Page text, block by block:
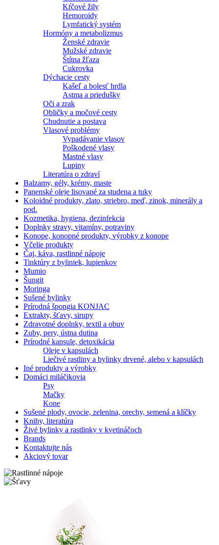
Kŕčové žily
Hemoroidy
Lymfatický systém
Hormóny a metabolizmus
Ženské zdravie
Mužské zdravie
Štítna žľaza
Cukrovka
Dýchacie cesty
Kašeľ a bolesť hrdla
Astma a priedušky
Oči a zrak
Obličky a močové cesty
Chudnutie a postava
Vlasové problémy
Vypadávanie vlasov
Poškodené vlasy
Mastné vlasy
Lupiny
Literatúra o zdraví
Balzamy, gély, krémy, maste
Panenské oleje lisované za studena a tuky
Koloidné produkty, zlato, striebro, meď, zinok, minerály a
pod.
Kozmetika, hygiena, dezinfekcia
Doplnky stravy, vitamíny, potraviny
Konope, konopné produkty, výrobky z konope
Včelie produkty
Čaj, káva, rastlinné nápoje
Tinktúry z byliniek, lupienkov
Mumio
Šungit
Moringa
Sušené bylinky
Prírodná špongia KONJAC
Extrakty, šťavy, sirupy
Zdravotné doplnky, textil a obuv
Zuby, pery, ústna dutina
Prírodné kapsule, detoxikácia
Oleje v kapsulách
Liečivé rastliny a bylinky drvené, alebo v kapsulách
Iné produkty a výrobky
Domáci miláčikovia
Psy
Mačky
Kone
Sušené plody, ovocie, zelenina, orechy, semená a klíčky
Knihy, literatúra
Živé bylinky a rastlinky v kvetináčoch
Brands
Kontaktujte nás
Akciový tovar